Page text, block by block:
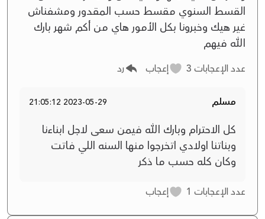
القسط السنوي مقسط حسب المقدور ومشفناش
غير هيك وخبرونا بكل الأمور هاي من أكم شهر بارك
الله فيهم
عدد الإعجابات إعجاب رد
مسلم 2023-05-29 21:05:12
كل الاحترام وبارك الله فيمن سعى لاجل ابناءنا
وبناتنا اولادي اتخرجوا منها السنه اللي فاتت
وكان كله حسب ما ذكر
عدد الإعجابات إعجاب